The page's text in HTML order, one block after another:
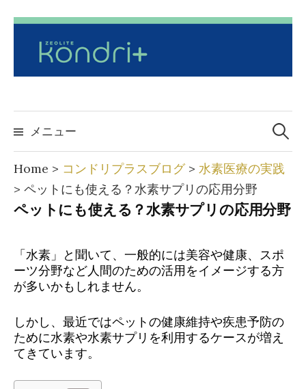
へ
ス
キ
ッ
プ
メニュー
検
索:
Home > コンドリプラスブログ> 水素医療の実践
> ペットにも使える？水素サプリの応用分野
ペットにも使える？水素サプリの応用分野
「水素」と聞いて、一般的には美容や健康、スポ
ーツ分野など人間のための活用をイメージする方
が多いかもしれません。
しかし、最近ではペットの健康維持や疾患予防の
ために水素や水素サプリを利用するケースが増え
てきています。